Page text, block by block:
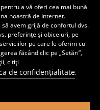
a vă oferi cea mai bună
noastră de Internet.
avem grijă de confortul dvs.
preferințe și obiceiuri, pe
pe care le oferim cu
făcând clic pe „Setări”,
citiți
de confidențialitate.